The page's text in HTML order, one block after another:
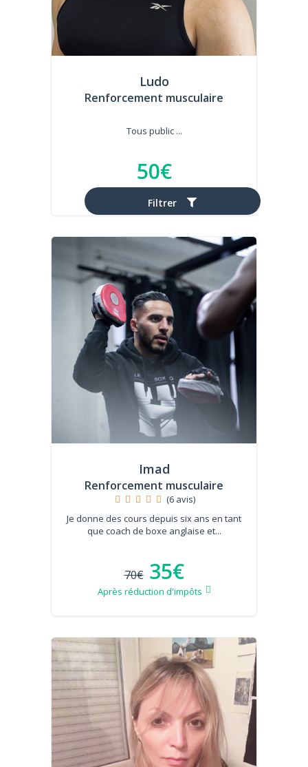
Filtrer
Ludo
Renforcement musculaire
Tous public ...
50€
Imad
Renforcement musculaire
(6 avis)
Je donne des cours depuis six ans en tant
que coach de boxe anglaise et...
70€ 35€
Après réduction d'impôts